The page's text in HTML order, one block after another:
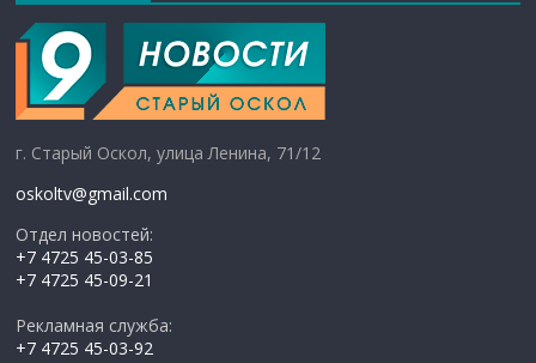
г. Старый Оскол, улица Ленина, 71/12
oskoltv@gmail.com
Отдел новостей:
+7 4725 45-03-85
+7 4725 45-09-21
Рекламная служба:
+7 4725 45-03-92